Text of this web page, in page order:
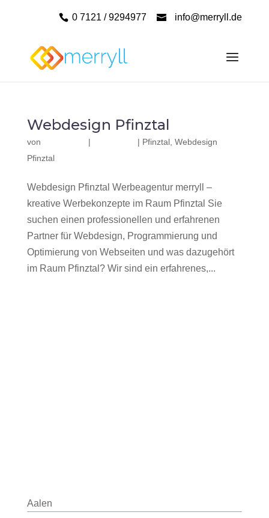
0 7121 / 9294977 info@merryll.de
Webdesign Pfinztal
von | | Pfinztal, Webdesign
Pfinztal
Webdesign Pfinztal Werbeagentur merryll –
kreative Werbekonzepte im Raum Pfinztal Sie
suchen einen professionellen und erfahrenen
Partner für Webdesign, Programmierung und
Optimierung von Webseiten und was dazugehört
im Raum Pfinztal? Wir sind ein erfahrenes,...
Aalen